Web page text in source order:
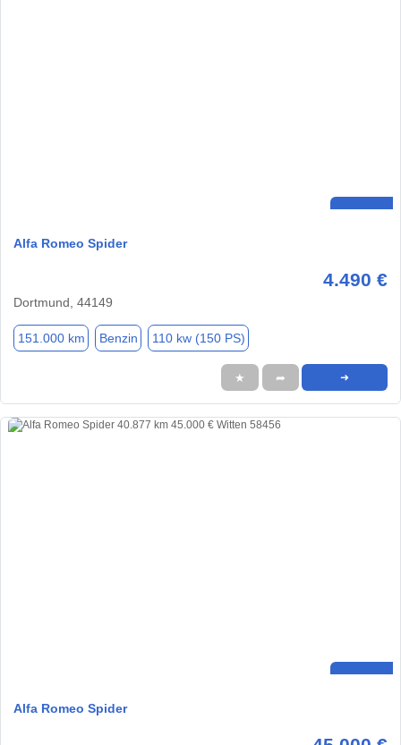
Alfa Romeo Spider
4.490 €
Dortmund, 44149
151.000 km Benzin 110 kw (150 PS)
★ ➦ ➜
Alfa Romeo Spider